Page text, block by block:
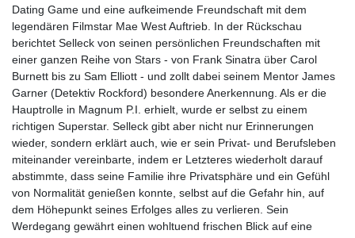
Dating Game und eine aufkeimende Freundschaft mit dem
legendären Filmstar Mae West Auftrieb. In der Rückschau
berichtet Selleck von seinen persönlichen Freundschaften mit
einer ganzen Reihe von Stars - von Frank Sinatra über Carol
Burnett bis zu Sam Elliott - und zollt dabei seinem Mentor James
Garner (Detektiv Rockford) besondere Anerkennung. Als er die
Hauptrolle in Magnum P.I. erhielt, wurde er selbst zu einem
richtigen Superstar. Selleck gibt aber nicht nur Erinnerungen
wieder, sondern erklärt auch, wie er sein Privat- und Berufsleben
miteinander vereinbarte, indem er Letzteres wiederholt darauf
abstimmte, dass seine Familie ihre Privatsphäre und ein Gefühl
von Normalität genießen konnte, selbst auf die Gefahr hin, auf
dem Höhepunkt seines Erfolges alles zu verlieren. Sein
Werdegang gewährt einen wohltuend frischen Blick auf eine